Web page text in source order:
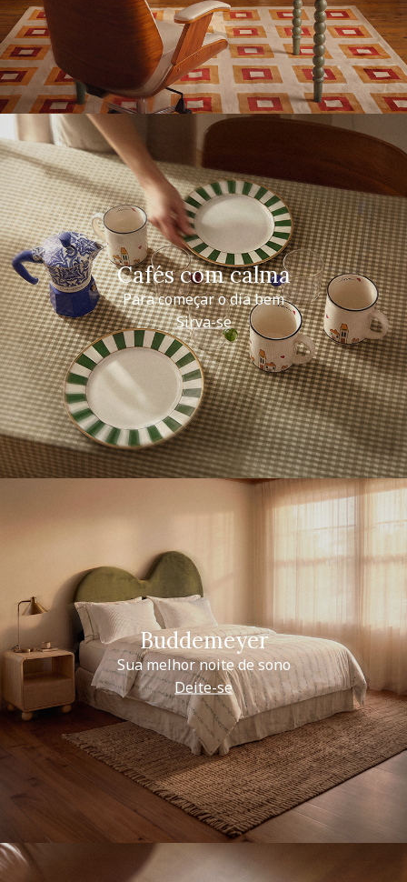
Cafés com calma
Para começar o dia bem
Sirva-se
Buddemeyer
Sua melhor noite de sono
Deite-se